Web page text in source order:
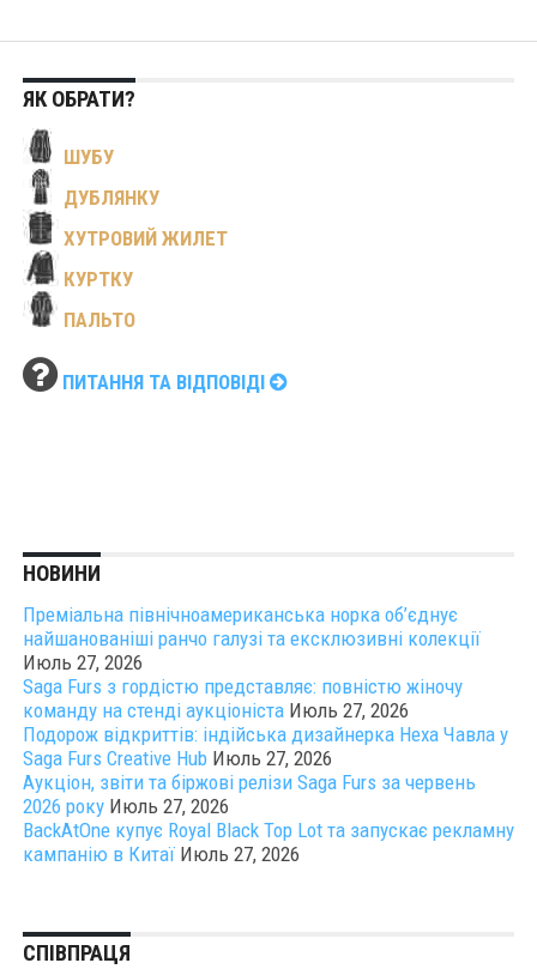
ЯК ОБРАТИ?
ШУБУ
ДУБЛЯНКУ
ХУТРОВИЙ ЖИЛЕТ
КУРТКУ
ПАЛЬТО
ПИТАННЯ ТА ВІДПОВІДІ
НОВИНИ
Преміальна північноамериканська норка об’єднує
найшанованіші ранчо галузі та ексклюзивні колекції
Июль 27, 2026
Saga Furs з гордістю представляє: повністю жіночу
команду на стенді аукціоніста Июль 27, 2026
Подорож відкриттів: індійська дизайнерка Неха Чавла у
Saga Furs Creative Hub Июль 27, 2026
Аукціон, звіти та біржові релізи Saga Furs за червень
2026 року Июль 27, 2026
BackAtOne купує Royal Black Top Lot та запускає рекламну
кампанію в Китаї Июль 27, 2026
СПІВПРАЦЯ